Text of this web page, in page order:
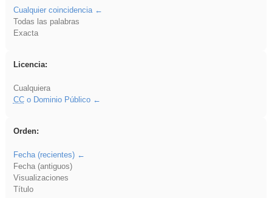
Cualquier coincidencia
Todas las palabras
Exacta
Licencia:
Cualquiera
CCo Dominio Público
Orden:
Fecha (recientes)
Fecha (antiguos)
Visualizaciones
Título